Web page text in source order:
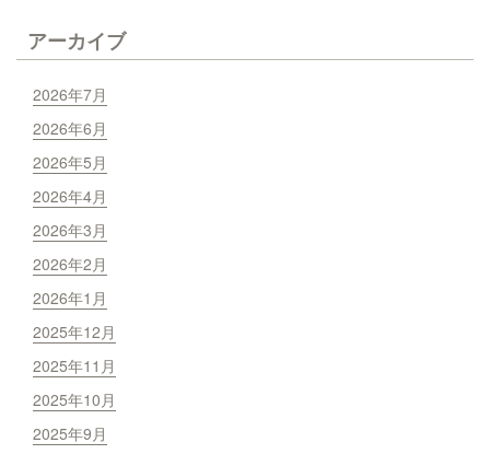
アーカイブ
2026年7月
2026年6月
2026年5月
2026年4月
2026年3月
2026年2月
2026年1月
2025年12月
2025年11月
2025年10月
2025年9月